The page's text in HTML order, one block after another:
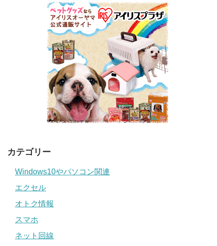
カテゴリー
Windows10やパソコン関連
エクセル
オトク情報
スマホ
ネット回線